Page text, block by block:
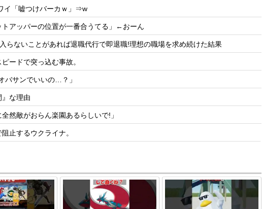
イ「嘘つけバーカｗ」⇒w
アッパーの位置が一番合うてる」←おーん
らないことがあれば退職代行で即退職!理想の職場を求め続けた結果
ードで突っ込む事故。
バサンでいいの…？」
な理由
然敵がおらん楽園あるらしいで!」
止するウクライナ。